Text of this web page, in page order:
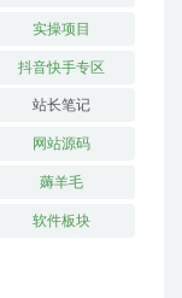
实操项目
抖音快手专区
站长笔记
网站源码
薅羊毛
软件板块